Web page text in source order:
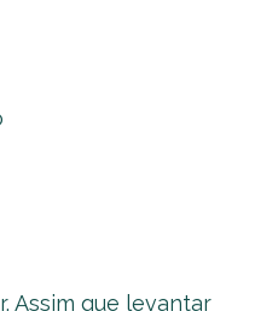
Assim que levantar